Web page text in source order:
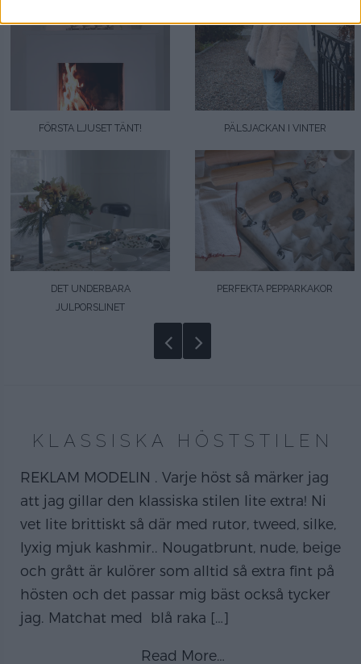
FÖRSTA LJUSET TÄNT!
DET UNDERBARA
JULPORSLINET
PÄLSJACKAN I VINTER
PERFEKTA PEPPARKAKOR
KLASSISKA HÖSTSTILEN
REKLAM MODELIN . Varje höst så märker jag
att jag gillar den klassiska stilen lite extra! Ni
vet lite brittiskt så där med rutor, tweed, silke,
lyxig mjuk kashmir.. Nougatbrunt, nude, beige
och grått är kulörer som alltid så extra fint på
hösten och det passar mig bäst också tycker
jag. Matchat med blå raka […]
Read More…